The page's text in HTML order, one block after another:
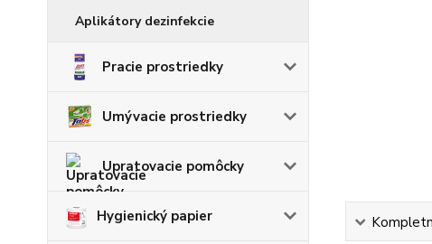
Aplikátory dezinfekcie
Pracie prostriedky
Umývacie prostriedky
Upratovacie pomôcky
Hygienický papier